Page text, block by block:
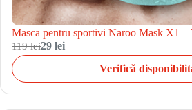
Masca pentru sportivi Naroo Mask X1 –
119 lei29 lei
Verifică